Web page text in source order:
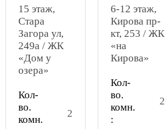
15 этаж,
Стара
Загора ул,
249а / ЖК
«Дом у
озера»
Кол-
во.
комн.
2
6-12 этаж,
Кирова пр-
кт, 253 / ЖК
«на
Кирова»
Кол-
во.
комн.
:
2